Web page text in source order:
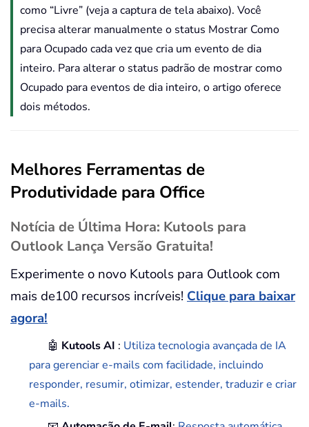
como “Livre” (veja a captura de tela abaixo). Você
precisa alterar manualmente o status Mostrar Como
para Ocupado cada vez que cria um evento de dia
inteiro. Para alterar o status padrão de mostrar como
Ocupado para eventos de dia inteiro, o artigo oferece
dois métodos.
Melhores Ferramentas de
Produtividade para Office
Notícia de Última Hora: Kutools para
Outlook Lança Versão Gratuita!
Experimente o novo Kutools para Outlook com
mais de100 recursos incríveis! Clique para baixar
agora!
🤖 Kutools AI : Utiliza tecnologia avançada de IA
para gerenciar e-mails com facilidade, incluindo
responder, resumir, otimizar, estender, traduzir e criar
e-mails.